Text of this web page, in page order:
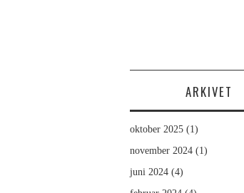
ARKIVET
oktober 2025 (1)
november 2024 (1)
juni 2024 (4)